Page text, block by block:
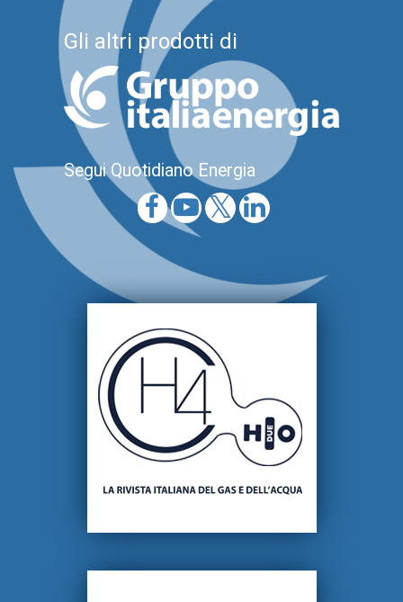
Gli altri prodotti di
Segui Quotidiano Energia